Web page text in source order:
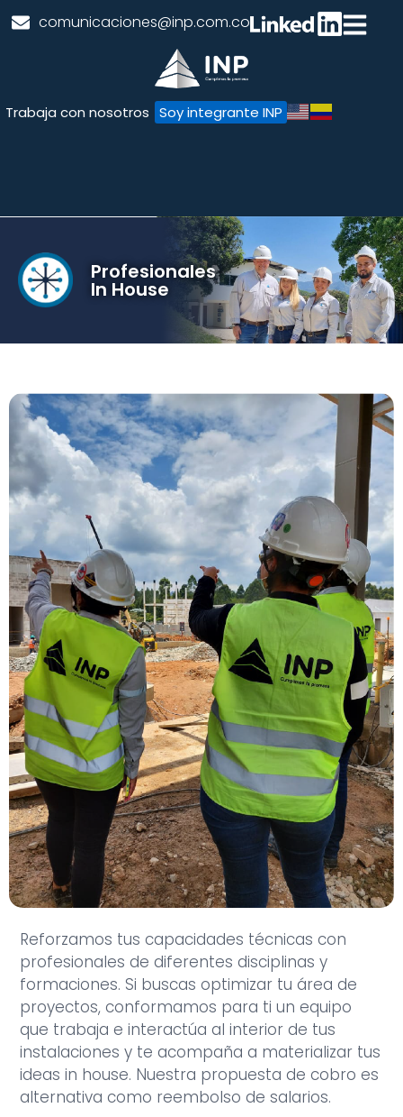
comunicaciones@inp.com.co
Trabaja con nosotros Soy integrante INP
Profesionales
In House
Reforzamos tus capacidades técnicas con
profesionales de diferentes disciplinas y
formaciones. Si buscas optimizar tu área de
proyectos, conformamos para ti un equipo
que trabaja e interactúa al interior de tus
instalaciones y te acompaña a materializar tus
ideas in house. Nuestra propuesta de cobro es
alternativa como reembolso de salarios.